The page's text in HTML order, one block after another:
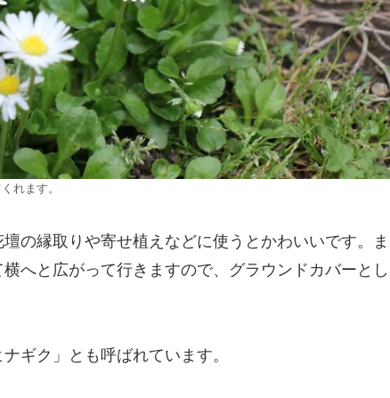
れます。
の縁取りや寄せ植えなどに使うとかわいいです。ま
へと広がって行きますので、グラウンドカバーとし
ギク」とも呼ばれています。